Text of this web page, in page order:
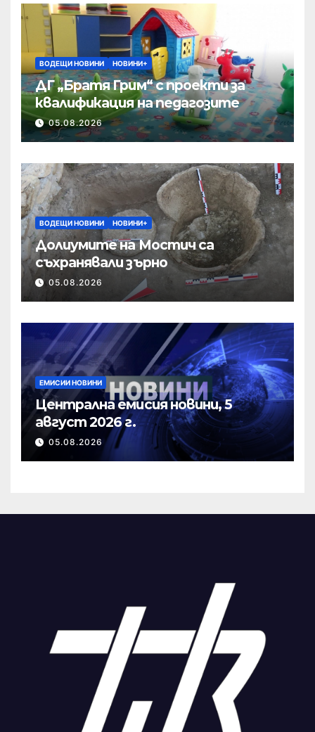
ВОДЕЩИ НОВИНИ НОВИНИ+
ДГ „Братя Грим“ с проекти за
квалификация на педагозите
05.08.2026
ВОДЕЩИ НОВИНИ НОВИНИ+
Долиумите на Мостич са
съхранявали зърно
05.08.2026
ЕМИСИИ НОВИНИ
Централна емисия новини, 5
август 2026 г.
05.08.2026